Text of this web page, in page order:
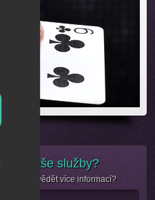
o naše služby?
dozvědět více informací?